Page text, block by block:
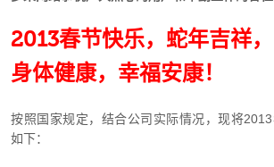
2013春节快乐，蛇年吉祥，
身体健康，幸福安康！
按照国家规定，结合公司实际情况，现将
如下：